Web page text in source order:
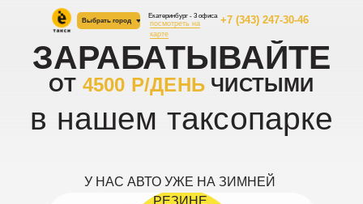
ЗАРАБАТЫВАЙТЕ
ОТ4500 Р/ДЕНЬНА РУКИ
+7 (343) 247-30-46
посмотреть на
карте
Выбрать город
Екатеринбург - 3 офиcа
ЗАРАБАТЫВАЙТЕ
в нашем таксопарке
ОТ 4500 Р/ДЕНЬ ЧИСТЫМИ
У НАС АВТО УЖЕ НА ЗИМНЕЙ
РЕЗИНЕ